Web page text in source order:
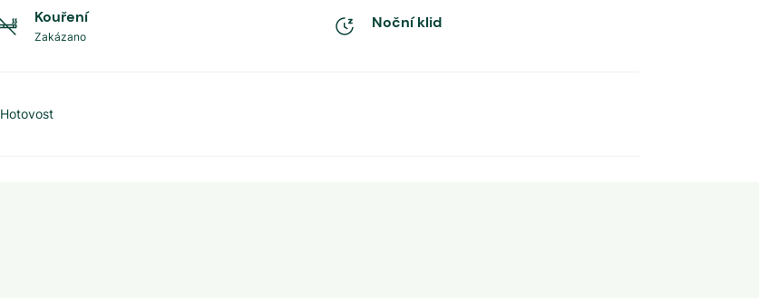
Kouření
Zakázano
Noční klid
Hotovost